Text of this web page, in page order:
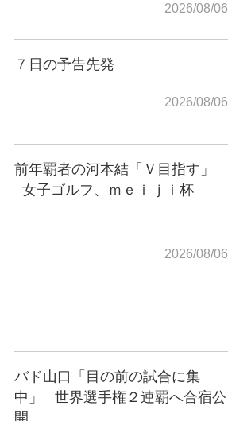
2026/08/06
７日の予告先発
2026/08/06
前年覇者の河本結「Ｖ目指す」
女子ゴルフ、ｍｅｉｊｉ杯
2026/08/06
バド山口「目の前の試合に集
中」
世界選手権２連覇へ合宿公